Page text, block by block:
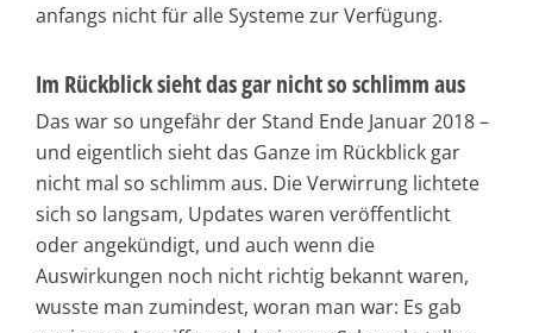
anfangs nicht für alle Systeme zur Verfügung.
Im Rückblick sieht das gar nicht so schlimm aus
Das war so ungefähr der Stand Ende Januar 2018 –
und eigentlich sieht das Ganze im Rückblick gar
nicht mal so schlimm aus. Die Verwirrung lichtete
sich so langsam, Updates waren veröffentlicht
oder angekündigt, und auch wenn die
Auswirkungen noch nicht richtig bekannt waren,
wusste man zumindest, woran man war: Es gab